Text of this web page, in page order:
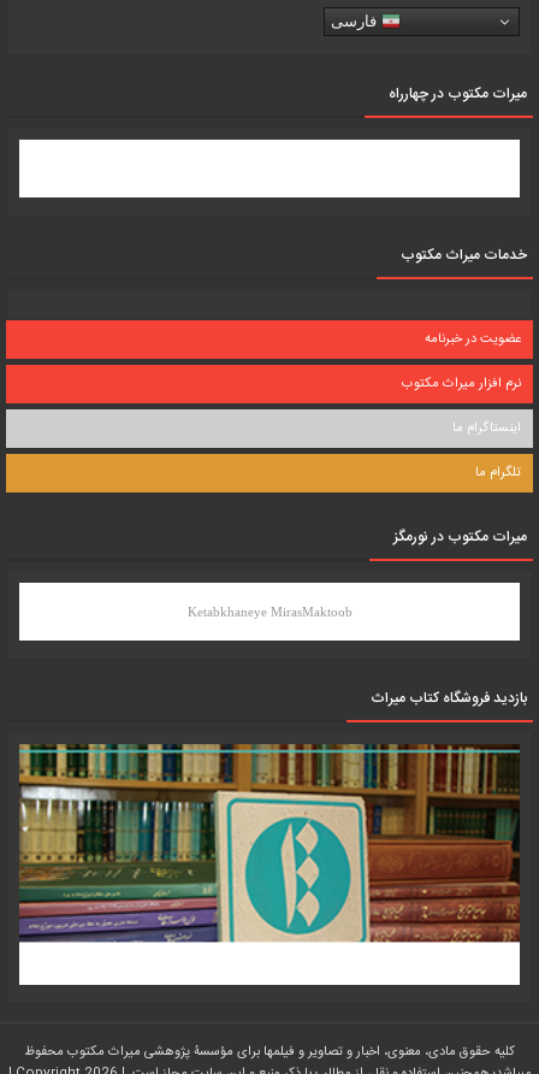
فارسی
میرات مکتوب در چهارراه
خدمات میراث مکتوب
عضویت در خبرنامه
نرم افزار میراث مکتوب
اینستاگرام ما
تلگرام ما
میرات مکتوب در نورمگز
Ketabkhaneye MirasMaktoob
بازدید فروشگاه کتاب میراث
کلیه حقوق مادی، معنوی، اخبار و تصاویر و فیلمها برای مؤسسۀ پژوهشی میراث مکتوب محفوظ